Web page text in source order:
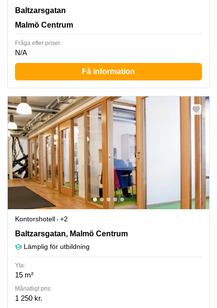
Baltzarsgatan 18, Malmö Centrum
Baltzarsgatan
Malmö Centrum
Fråga efter priser:
N/A
Få information
Kontorshotell
+2
Baltzarsgatan 18, Malmö Centrum
Baltzarsgatan, Malmö Centrum
Lämplig för utbildning
Yta:
15 m²
Månatligt pris:
1 250 kr.